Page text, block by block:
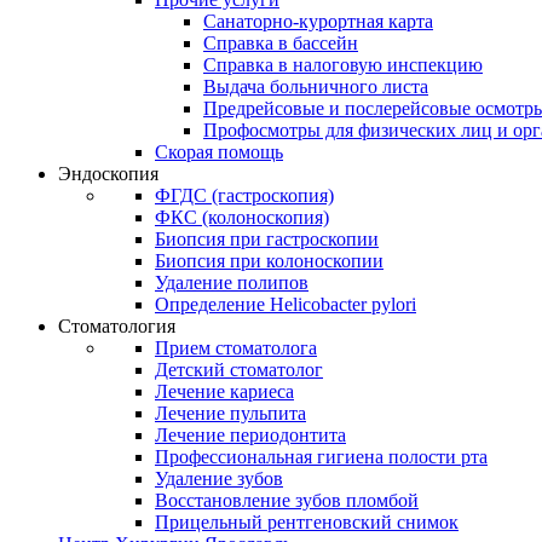
Санаторно-курортная карта
Справка в бассейн
Справка в налоговую инспекцию
Выдача больничного листа
Предрейсовые и послерейсовые
Профосмотры для физических лиц и
Скорая помощь
Эндоскопия
ФГДС (гастроскопия)
ФКС (колоноскопия)
Биопсия при гастроскопии
Биопсия при колоноскопии
Удаление полипов
Определение Helicobacter pylori
Стоматология
Прием стоматолога
Детский стоматолог
Лечение кариеса
Лечение пульпита
Лечение периодонтита
Профессиональная гигиена полости рта
Удаление зубов
Восстановление зубов пломбой
Прицельный рентгеновский снимок